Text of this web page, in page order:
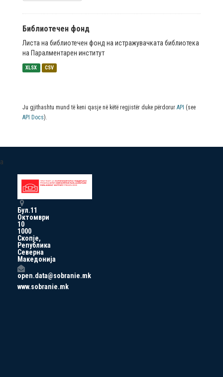
Библиотечен фонд
Листа на библиотечен фонд на истражувачката библиотека
на Паралментарен институт
XLSX CSV
Ju gjithashtu mund të keni qasje në këtë regjistër duke përdorur API (see
API Docs).
a
Бул.11
Октомври
10
1000
Скопје,
Република
Северна
Македонија
open.data@sobranie.mk
www.sobranie.mk